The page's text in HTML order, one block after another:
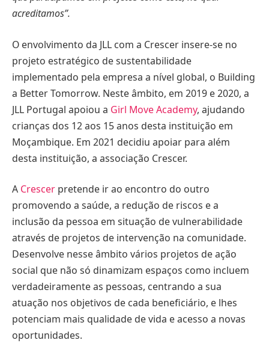
acreditamos”.
O envolvimento da JLL com a Crescer insere-se no
projeto estratégico de sustentabilidade
implementado pela empresa a nível global, o Building
a Better Tomorrow. Neste âmbito, em 2019 e 2020, a
JLL Portugal apoiou a Girl Move Academy, ajudando
crianças dos 12 aos 15 anos desta instituição em
Moçambique. Em 2021 decidiu apoiar para além
desta instituição, a associação Crescer.
A Crescer pretende ir ao encontro do outro
promovendo a saúde, a redução de riscos e a
inclusão da pessoa em situação de vulnerabilidade
através de projetos de intervenção na comunidade.
Desenvolve nesse âmbito vários projetos de ação
social que não só dinamizam espaços como incluem
verdadeiramente as pessoas, centrando a sua
atuação nos objetivos de cada beneficiário, e lhes
potenciam mais qualidade de vida e acesso a novas
oportunidades.